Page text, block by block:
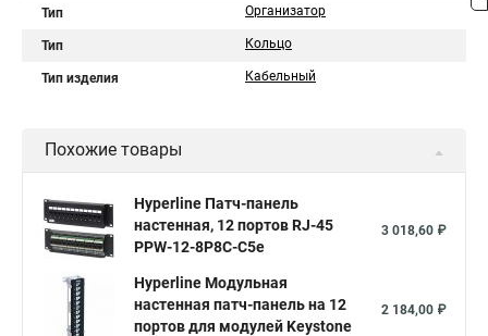
Тип Организатор
Тип Кольцо
Тип изделия Кабельный
Похожие товары
Hyperline Патч-панель
настенная, 12 портов RJ-45
PPW-12-8P8C-C5e
3 018,60 ₽
Hyperline Модульная
настенная патч-панель на 12
портов для модулей Keystone
2 184,00 ₽